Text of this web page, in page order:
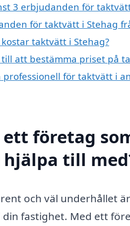
3 erbjudanden för
för taktvätt i Stehag
taktvätt i Stehag?
att bestämma priset på
professionell för taktvätt i
ett företag
hjälpa till
och väl underhållet
din fastighet. Med ett